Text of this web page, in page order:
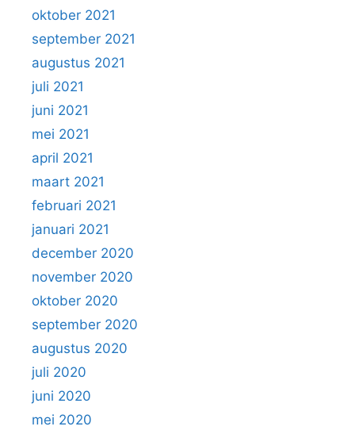
oktober 2021
september 2021
augustus 2021
juli 2021
juni 2021
mei 2021
april 2021
maart 2021
februari 2021
januari 2021
december 2020
november 2020
oktober 2020
september 2020
augustus 2020
juli 2020
juni 2020
mei 2020